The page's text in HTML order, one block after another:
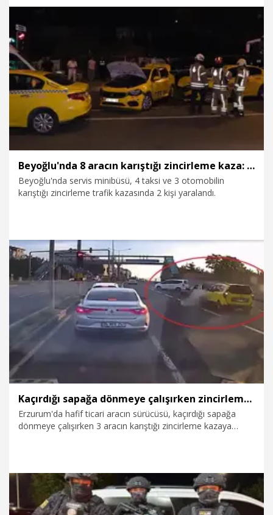
4.08.2026
Beyoğlu'nda 8 aracın karıştığı zincirleme kaza: 2 yaralı
Beyoğlu'nda servis minibüsü, 4 taksi ve 3 otomobilin
karıştığı zincirleme trafik kazasında 2 kişi yaralandı.
4.08.2026 Foto Galeri
Kaçırdığı sapağa dönmeye çalışırken zincirleme kazaya neden oldu; o anlar kamerada
Erzurum'da hafif ticari aracın sürücüsü, kaçırdığı sapağa
dönmeye çalışırken 3 aracın karıştığı zincirleme kazaya